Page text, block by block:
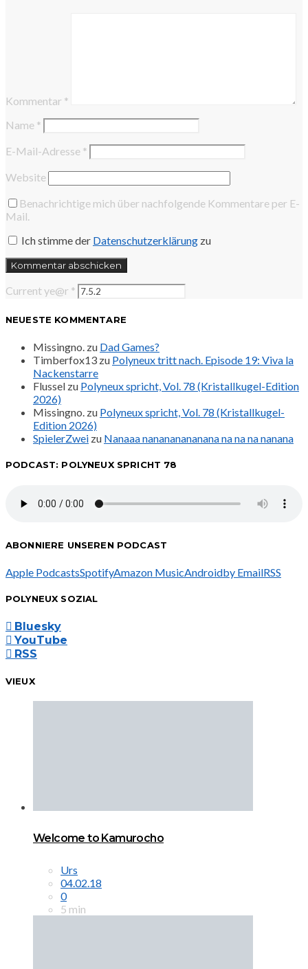
Kommentar *
Name *
E-Mail-Adresse *
Website
Benachrichtige mich über nachfolgende Kommentare per E-
Mail.
Ich stimme der Datenschutzerklärung zu
Current ye@r *
NEUESTE KOMMENTARE
Missingno. zu Dad Games?
Timberfox13 zu Polyneux tritt nach. Episode 19: Viva la
Nackenstarre
Flussel zu Polyneux spricht, Vol. 78 (Kristallkugel-Edition
2026)
Missingno. zu Polyneux spricht, Vol. 78 (Kristallkugel-
Edition 2026)
SpielerZwei zu Nanaaa nanananananana na na na nanana
PODCAST: POLYNEUX SPRICHT 78
ABONNIERE UNSEREN PODCAST
Apple PodcastsSpotifyAmazon MusicAndroidby EmailRSS
POLYNEUX SOZIAL
Bluesky
YouTube
RSS
VIEUX
Welcome to Kamurocho
Urs
04.02.18
0
5 min